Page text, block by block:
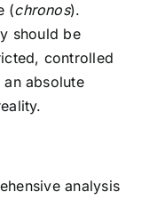
(chronos).
should be
controlled
an absolute
analysis